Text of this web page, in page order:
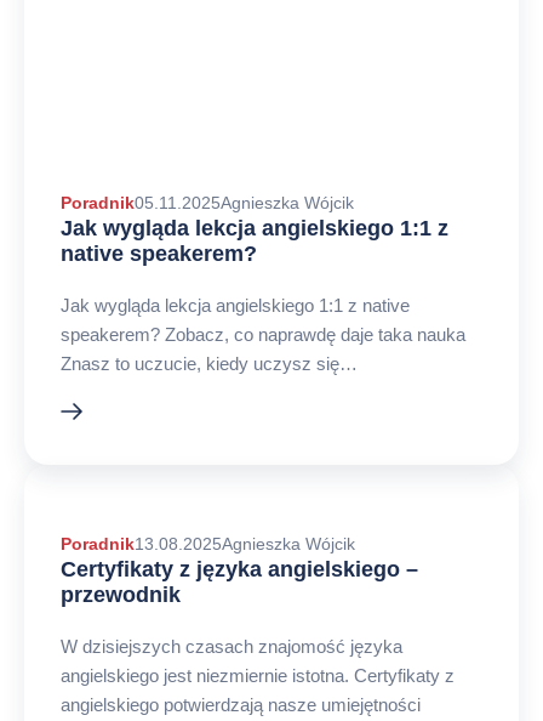
Poradnik05.11.2025Autor
arykułu
Agnieszka Wójcik
Jak wygląda lekcja angielskiego 1:1 z
native speakerem?
Jak wygląda lekcja angielskiego 1:1 z native
speakerem? Zobacz, co naprawdę daje taka nauka
Znasz to uczucie, kiedy uczysz się…
Poradnik13.08.2025Autor
arykułu
Agnieszka Wójcik
Certyfikaty z języka angielskiego –
przewodnik
W dzisiejszych czasach znajomość języka
angielskiego jest niezmiernie istotna. Certyfikaty z
angielskiego potwierdzają nasze umiejętności